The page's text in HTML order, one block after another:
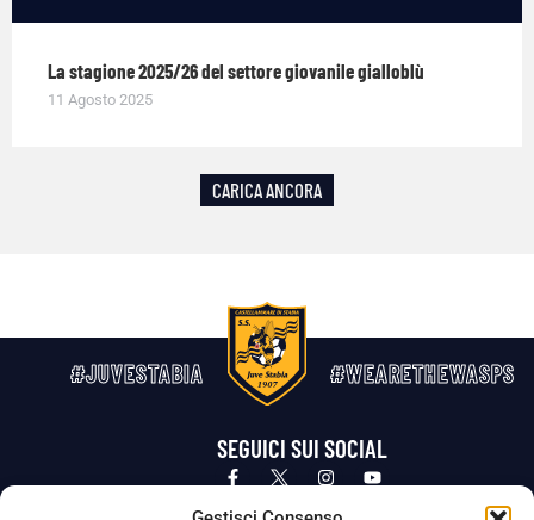
La stagione 2025/26 del settore giovanile gialloblù
11 Agosto 2025
CARICA ANCORA
#JUVESTABIA #WEARETHEWASPS
SEGUICI SUI SOCIAL
Privacy Policy Cookie Policy